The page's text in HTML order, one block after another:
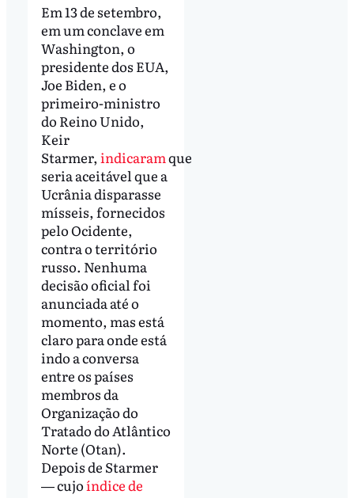
Em 13 de setembro,
em um conclave em
Washington, o
presidente dos EUA,
Joe Biden, e o
primeiro-ministro
do Reino Unido,
Keir
Starmer, indicaramque
seria aceitável que a
Ucrânia disparasse
mísseis, fornecidos
pelo Ocidente,
contra o território
russo. Nenhuma
decisão oficial foi
anunciada até o
momento, mas está
claro para onde está
indo a conversa
entre os países
membros da
Organização do
Tratado do Atlântico
Norte (Otan).
Depois de Starmer
― cujo índice de